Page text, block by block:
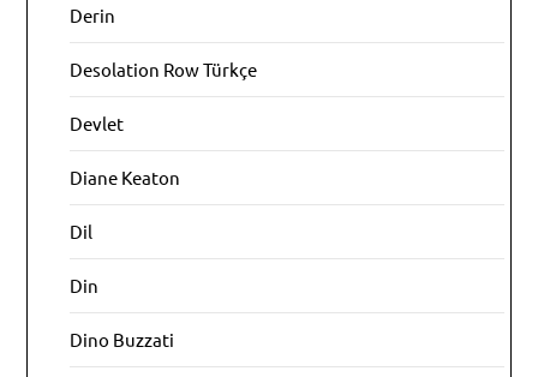
Derin
Desolation Row Türkçe
Devlet
Diane Keaton
Dil
Din
Dino Buzzati